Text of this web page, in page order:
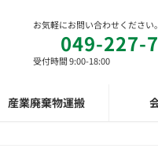
お気軽にお問い合わせください。
049-227-
受付時間 9:00-18:00
産業廃棄物運搬